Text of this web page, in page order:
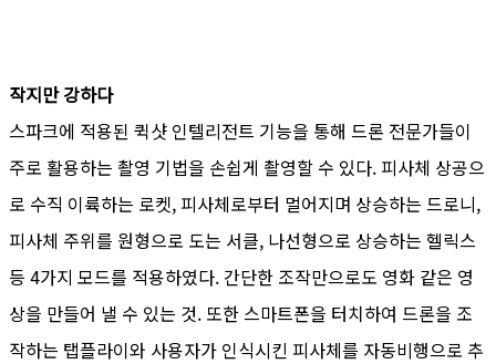
작지만 강하다
스파크에 적용된 퀵샷 인텔리전트 기능을 통해 드론 전문가들이
주로 활용하는 촬영 기법을 손쉽게 촬영할 수 있다. 피사체 상공으
로 수직 이륙하는 로켓, 피사체로부터 멀어지며 상승하는 드로니,
피사체 주위를 원형으로 도는 서클, 나선형으로 상승하는 헬릭스
등 4가지 모드를 적용하였다. 간단한 조작만으로도 영화 같은 영
상을 만들어 낼 수 있는 것. 또한 스마트폰을 터치하여 드론을 조
작하는 탭플라이와 사용자가 인식시킨 피사체를 자동비행으로 추